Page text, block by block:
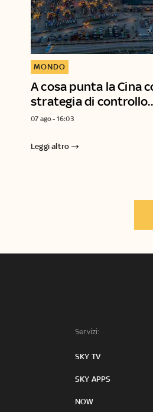
A cosa punta la Cina
strategia di
MONDO
07 ago - 16:03
Leggi altro
Servizi:
SKY TV
SKY APPS
NOW